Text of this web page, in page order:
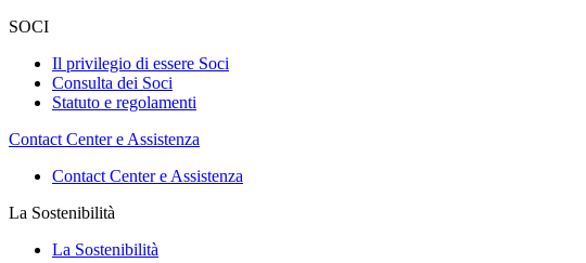
SOCI
Il privilegio di essere Soci
Consulta dei Soci
Statuto e regolamenti
Contact Center e Assistenza
Contact Center e Assistenza
La Sostenibilità
La Sostenibilità